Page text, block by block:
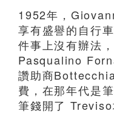
1952年，
享有盛譽的自行
件事上沒有辦法
Pasqualino
讚助商
費，在那年代是
筆錢開了